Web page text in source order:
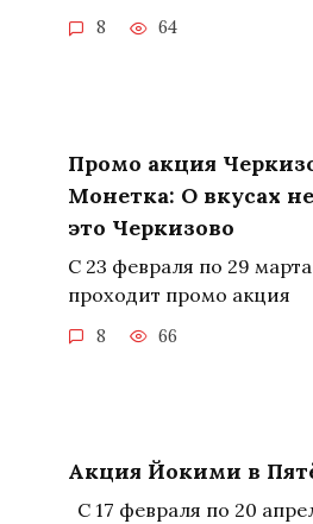
8 64
Промо акция
Монетка: О вкусах
это Черкизово
С 23 февраля по 29
проходит промо акция
8 66
Акция Йокими в
С 17 февраля по 20